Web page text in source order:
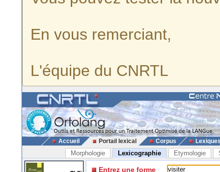
En vous remerciant,
L'équipe du CNRTL
Accueil Portail lexical Corpus
Morphologie Lexicographie Etymologie
Entrez une forme